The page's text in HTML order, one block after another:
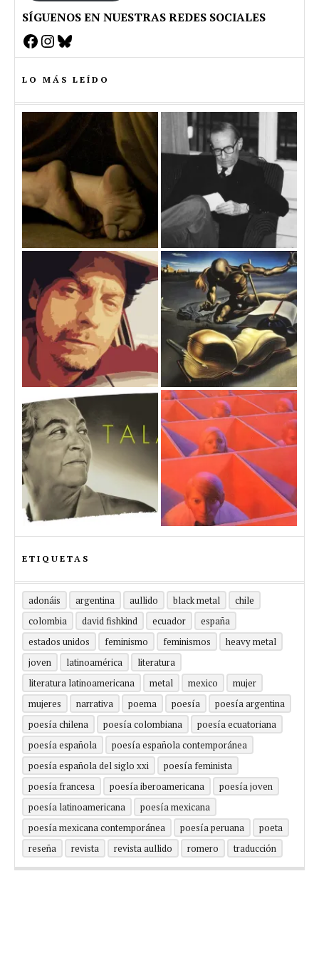
SÍGUENOS EN NUESTRAS REDES SOCIALES
Facebook
Instagram
Bluesky
LO MÁS LEÍDO
ETIQUETAS
adonáis argentina aullido black metal
chile
colombia
david fishkind ecuador
españa
estados unidos
feminismo feminismos
heavy metal
joven
latinoamérica
literatura
literatura latinoamericana
metal mexico
mujer
mujeres
narrativa poema poesía
poesía argentina
poesía chilena
poesía colombiana
poesía ecuatoriana
poesía española
poesía española contemporánea
poesía española del siglo xxi
poesía feminista
poesía francesa
poesía iberoamericana
poesía joven
poesía latinoamericana
poesía mexicana
poesía mexicana contemporánea
poesía peruana
poeta
reseña
revista revista aullido romero traducción